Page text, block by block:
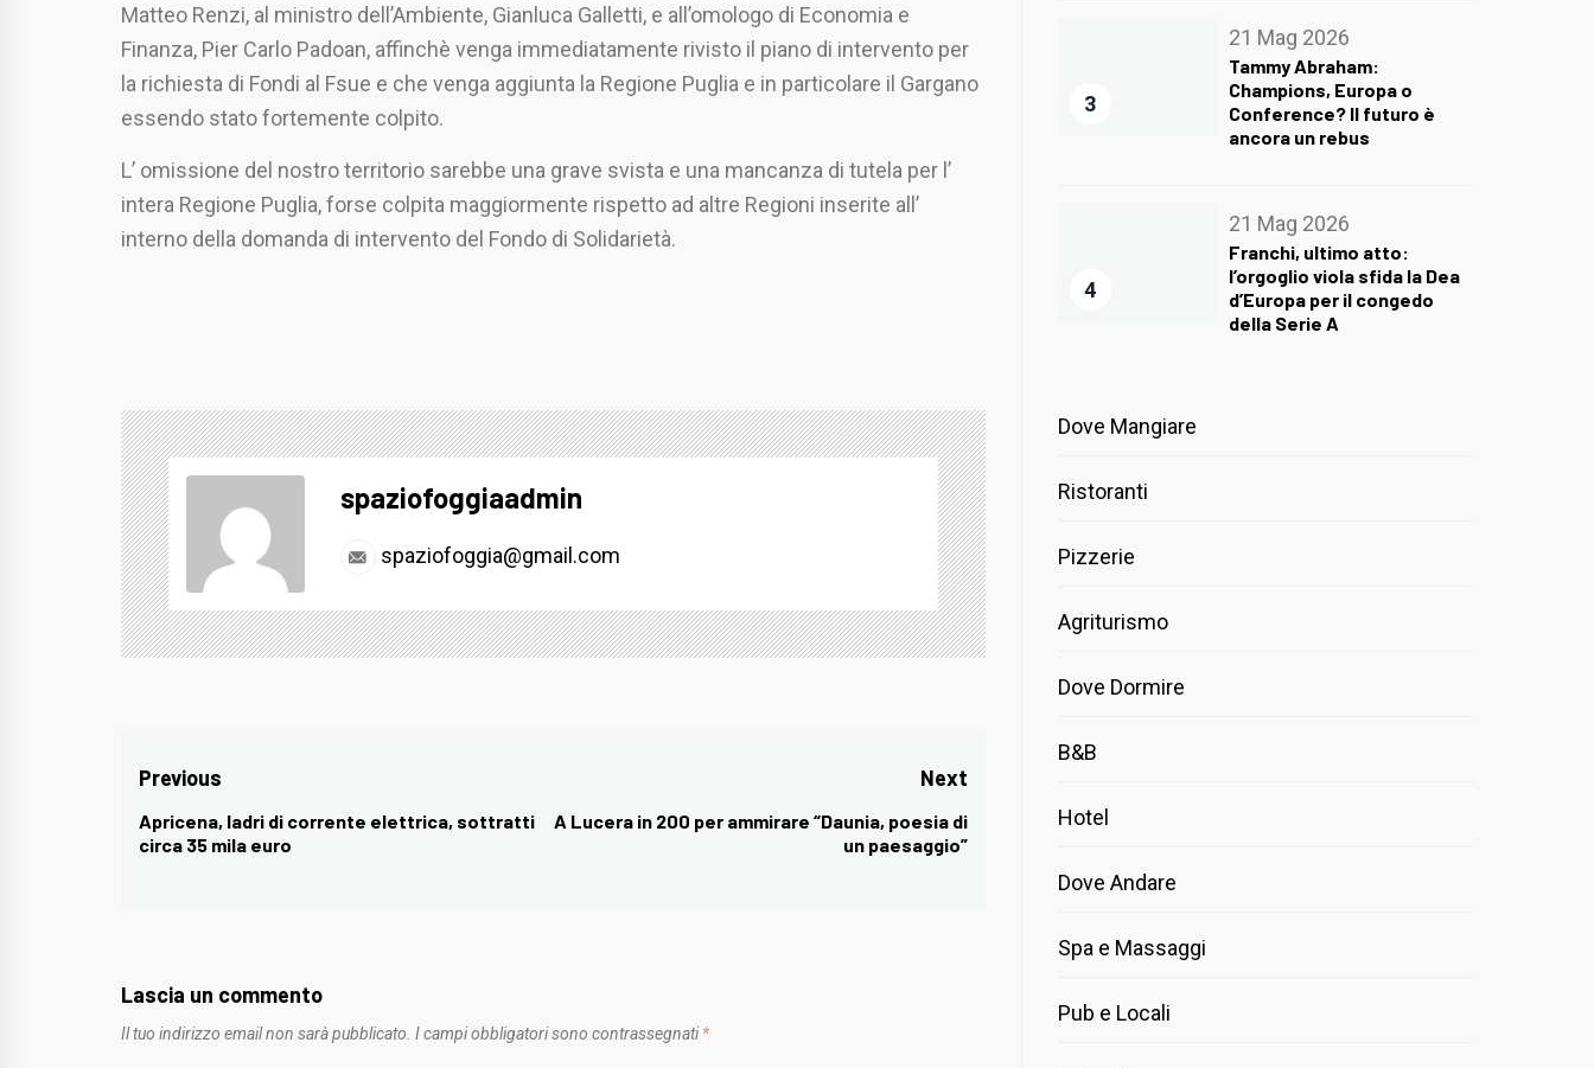
Matteo Renzi, al ministro dell’Ambiente, Gianluca Galletti, e all’omologo di Economia e
Finanza, Pier Carlo Padoan, affinchè venga immediatamente rivisto il piano di intervento per
la richiesta di Fondi al Fsue e che venga aggiunta la Regione Puglia e in particolare il Gargano
essendo stato fortemente colpito.
L’ omissione del nostro territorio sarebbe una grave svista e una mancanza di tutela per l’
intera Regione Puglia, forse colpita maggiormente rispetto ad altre Regioni inserite all’
interno della domanda di intervento del Fondo di Solidarietà.
spaziofoggiaadmin
spaziofoggia@gmail.com
Navigazione
articoli
Previous
Previous
post:
Apricena, ladri di corrente elettrica, sottratti
circa 35 mila euro
Next
Next
A Lucera in 200 per ammirare “Daunia, poesia di
un paesaggio”
Lascia un commento
Il tuo indirizzo email non sarà pubblicato. I campi obbligatori sono contrassegnati *
3
21 Mag 2026
Tammy Abraham:
Champions, Europa o
Conference? Il futuro è
ancora un rebus
4
21 Mag 2026
Franchi, ultimo atto:
l’orgoglio viola sfida la Dea
d’Europa per il congedo
della Serie A
Dove Mangiare
Ristoranti
Pizzerie
Agriturismo
Dove Dormire
B&B
Hotel
Dove Andare
Spa e Massaggi
Pub e Locali